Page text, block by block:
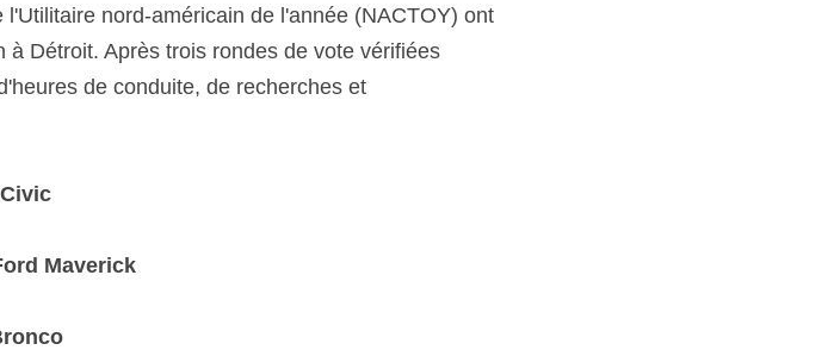
Détroit. Après trois rondes de vote vérifiées
de conduite, de recherches et
Maverick